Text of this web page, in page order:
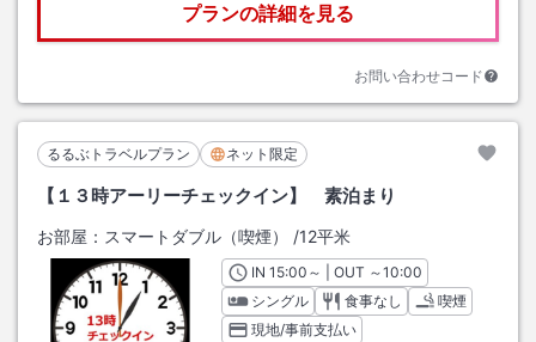
プランの詳細を見る
お問い合わせコード
るるぶトラベルプラン ネット限定
【１３時アーリーチェックイン】 素泊まり
お部屋： スマートダブル（喫煙） /12平米
INチェックイン
15:00 ～ | OUT チェックアウト
～10:00
シングル
食事なし
喫煙
現地/事前支払い